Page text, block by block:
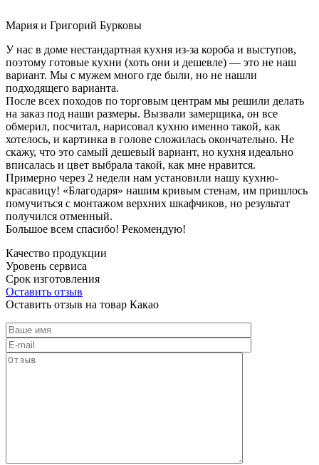
Мария и Григорий Бурковы
У нас в доме нестандартная кухня из-за короба и выступов,
поэтому готовые кухни (хоть они и дешевле) — это не наш
вариант. Мы с мужем много где были, но не нашли
подходящего варианта.
После всех походов по торговым центрам мы решили делать
на заказ под наши размеры. Вызвали замерщика, он все
обмерил, посчитал, нарисовал кухню именно такой, как
хотелось, и картинка в голове сложилась окончательно. Не
скажу, что это самый дешевый вариант, но кухня идеально
вписалась и цвет выбрала такой, как мне нравится.
Примерно через 2 недели нам установили нашу кухню-
красавицу! «Благодаря» нашим кривым стенам, им пришлось
помучиться с монтажом верхних шкафчиков, но результат
получился отменный.
Большое всем спасибо! Рекомендую!
Качество продукции
Уровень сервиса
Срок изготовления
Оставить отзыв
Оставить отзыв на товар Какао